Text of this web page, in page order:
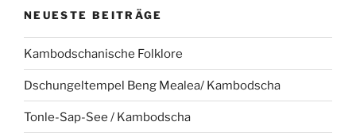
NEUESTE BEITRÄGE
Kambodschanische Folklore
Dschungeltempel Beng Mealea/ Kambodscha
Tonle-Sap-See / Kambodscha